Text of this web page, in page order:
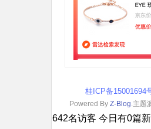
桂ICP备
Powered By Z-Blog .主题
您是本站第8642名访客 今日有0篇